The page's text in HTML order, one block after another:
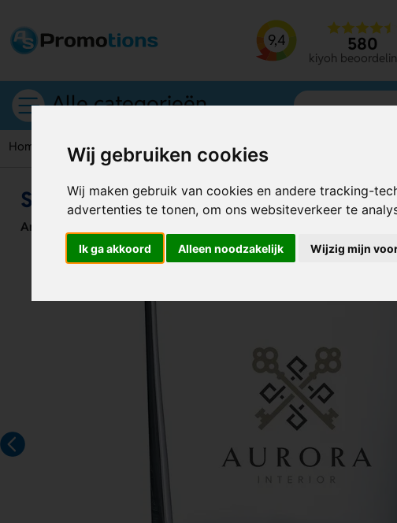
Wij gebruiken cookies
Wij maken gebruik van cookies en andere tracking-
advertenties te tonen, om ons websiteverkeer te
Ik ga akkoord Alleen noodzakelijk Wijzig mijn
9,4 580
kiyoh
Alle categorieën
Home Glazen Scott Waterglas 300 Ml
Scott Waterglas 300 Ml
Artikelnummer: